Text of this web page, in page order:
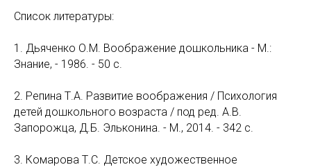
Список литературы:
1. Дьяченко О.М. Воображение дошкольника - М.:
Знание, - 1986. - 50 с.
2. Репина Т.А. Развитие воображения / Психология
детей дошкольного возраста / под ред. А.В.
Запорожца, Д.Б. Эльконина. - М., 2014. - 342 с.
3. Комарова Т.С. Детское художественное